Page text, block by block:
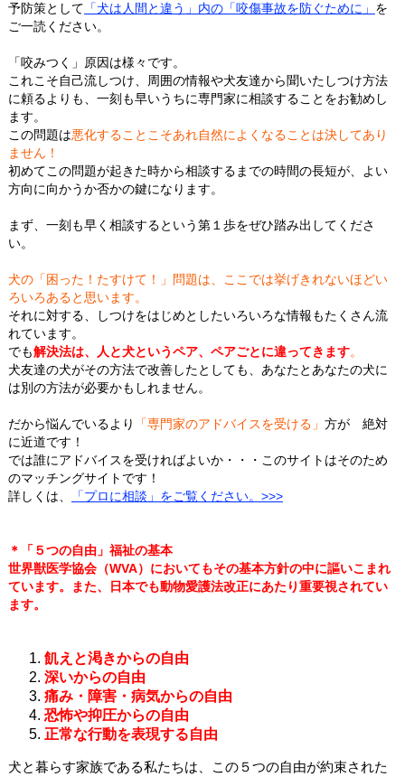
予防策として 「犬は人間と違う」内の「咬傷事故を防ぐために」 を
ご一読ください。
「咬みつく」原因は様々です。
これこそ自己流しつけ、周囲の情報や犬友達から聞いたしつけ方法
に頼るよりも、一刻も早いうちに専門家に相談することをお勧めし
ます。
この問題は悪化することこそあれ自然によくなることは決してあり
ません！
初めてこの問題が起きた時から相談するまでの時間の長短が、よい
方向に向かうか否かの鍵になります。
まず、一刻も早く相談するという第１歩をぜひ踏み出してくださ
い。
犬の「困った！たすけて！」問題は、ここでは挙げきれないほどい
ろいろあると思います。
それに対する、しつけをはじめとしたいろいろな情報もたくさん流
れています。
でも解決法は、 人と犬というペア、ペアごとに違ってきます。
犬友達の犬がその方法で改善したとしても、あなたとあなたの犬に
は別の方法が必要かもしれません。
だから悩んでいるより 「専門家のアドバイスを受ける」 方が 絶対
に近道です！
では誰にアドバイスを受ければよいか・・・このサイトはそのため
のマッチングサイトです！
詳しくは、
「プロに相談」をご覧ください。>>>
＊「５つの自由」福祉の基本
世界獣医学協会（WVA）においてもその基本方針の中に謳いこまれ
ています。また、日本でも動物愛護法改正にあたり重要視されてい
ます。
飢えと渇きからの自由
深いからの自由
痛み・障害・病気からの自由
恐怖や抑圧からの自由
正常な行動を表現する自由
犬と暮らす家族である私たちは、この５つの自由が約束された